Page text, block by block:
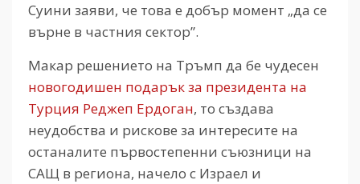
Суини заяви, че това е добър момент „да се
върне в частния сектор”.
Макар решението на Тръмп да бе чудесен
новогодишен подарък за президента на
Турция Реджеп Ердоган, то създава
неудобства и рискове за интересите на
останалите първостепенни съюзници на
САЩ в региона, начело с Израел и